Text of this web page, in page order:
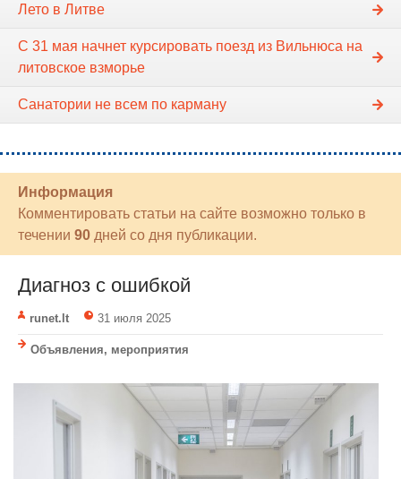
Лето в Литве
С 31 мая начнет курсировать поезд из Вильнюса на
литовское взморье
Санатории не всем по карману
Информация
Комментировать статьи на сайте возможно только в
течении 90 дней со дня публикации.
Диагноз с ошибкой
runet.lt 31 июля 2025
Объявления, мероприятия